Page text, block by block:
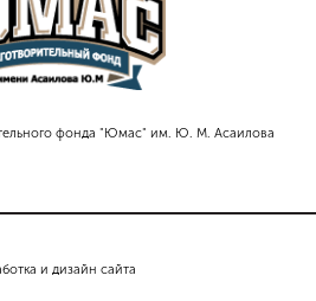
фонда "Юмас" им. Ю. М. Асаилова
и дизайн сайта